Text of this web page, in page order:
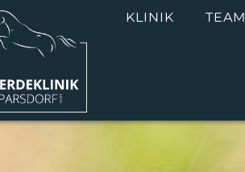
KLINIK TEAM